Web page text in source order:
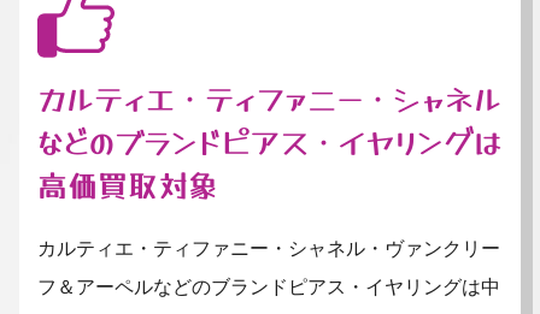
カルティエ・ティファニー・シャネル
などのブランドピアス・イヤリングは
高価買取対象
カルティエ・ティファニー・シャネル・ヴァンクリー
フ＆アーペルなどのブランドピアス・イヤリングは中